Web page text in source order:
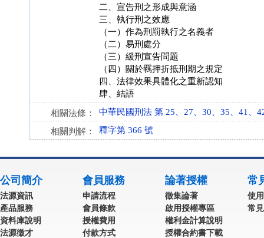
二、宣告刑之形成與意涵
三、執行刑之效應
（一）作為刑罰執行之名義者
（二）易刑處分
（三）緩刑宣告問題
（四）關於羈押折抵刑期之規定
四、法律效果具體化之重新認知
肆、結語
相關法條： 中華民國刑法 第 25、27、30、35、41、
相關判解： 釋字第 366 號
公司簡介
法源資訊
產品服務
資料庫說明
法源徵才
會員服務
申請流程
會員條款
授權費用
付款方式
論著授權
徵集論著
啟用授權專區
權利金計算說明
授權合約書下載
常
使
常